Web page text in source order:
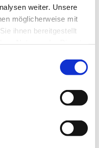
weiter. Unsere
möglicherweise mit
ihnen bereitgestellt